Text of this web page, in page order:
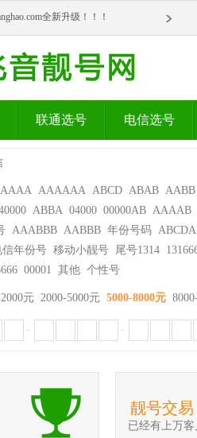
全新升级！！！
联通选号 电信选号
AAAAAA ABCD ABAB AABB
ABBA 04000 00000AB AAAAB
AAABBB AABBB 年份号码
信年份号 移动小靓号 尾号1314
00001 其他 个性号
元 2000-5000元 5000-8000元
- -
靓号交易
已经有上万